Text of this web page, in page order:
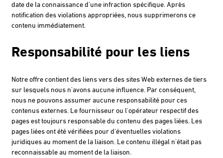
date de la connaissance d'une infraction spécifique. Après
notification des violations appropriées, nous supprimerons ce
contenu immédiatement.
Responsabilité pour les liens
Notre offre contient des liens vers des sites Web externes de tiers
sur lesquels nous n'avons aucune influence. Par conséquent,
nous ne pouvons assumer aucune responsabilité pour ces
contenus externes. Le fournisseur ou l'opérateur respectif des
pages est toujours responsable du contenu des pages liées. Les
pages liées ont été vérifiées pour d'éventuelles violations
juridiques au moment de la liaison. Le contenu illégal n'était pas
reconnaissable au moment de la liaison.